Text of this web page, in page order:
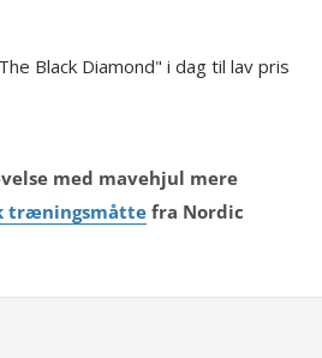
Black Diamond" i dag til lav pris
med mavehjul mere
træningsmåtte fra Nordic